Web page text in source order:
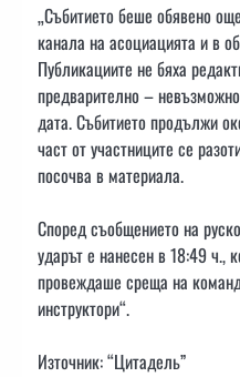
„Събитието беше обявено
канала на асоциацията и в
Публикациите не бяха
предварително –
дата. Събитието продължи
част от участниците се
посочва в материала.
Според съобщението на
ударът е нанесен в 18:49 ч.,
провеждаше среща на
инструктори“.
Източник: “Цитадель”